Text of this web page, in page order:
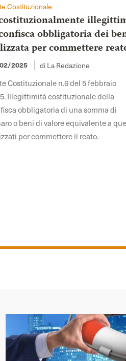
Costituzionale
obbligatoria dei
per commettere
2025 di La Redazione
Costituzionale n.6 del 5 febbraio
Illegittimità costituzionale della
obbligatoria di una somma di
o beni di valore equivalente a
per commettere il reato.